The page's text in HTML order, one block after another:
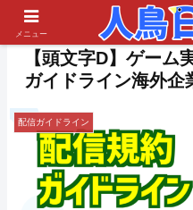
【頭文字D】ゲーム
ガイドライン海外企
配信ガイドライン
メニュー